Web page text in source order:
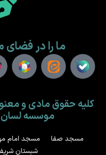
ما را در فضای
کلیه حقوق مادی و
موسسه
مسجد صفا مسجد امام
شبستان